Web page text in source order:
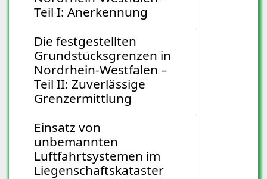
Teil I: Anerkennung
Die festgestellten
Grundstücksgrenzen in
Nordrhein-Westfalen –
Teil II: Zuverlässige
Grenzermittlung
Einsatz von
unbemannten
Luftfahrtsystemen im
Liegenschaftskataster